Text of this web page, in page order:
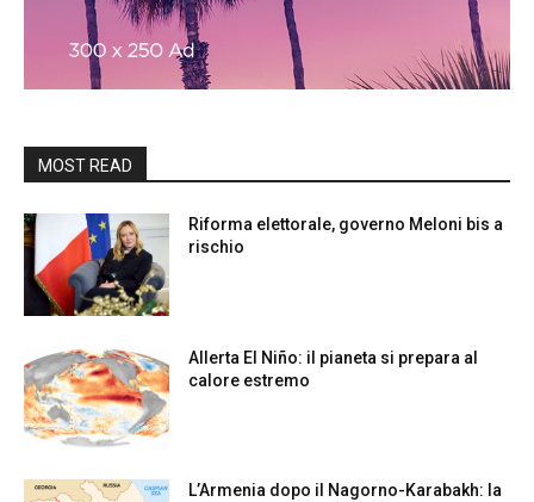
MOST READ
Riforma elettorale, governo Meloni bis a
rischio
Allerta El Niño: il pianeta si prepara al
calore estremo
L’Armenia dopo il Nagorno-Karabakh: la